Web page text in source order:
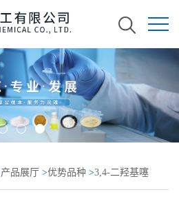
产品展厅 >优势品种 >3,4-二羟基噻